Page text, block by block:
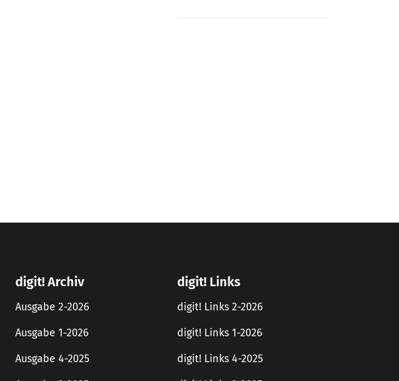
digit! Archiv
Ausgabe 2-2026
Ausgabe 1-2026
Ausgabe 4-2025
digit! Links
digit! Links 2-2026
digit! Links 1-2026
digit! Links 4-2025